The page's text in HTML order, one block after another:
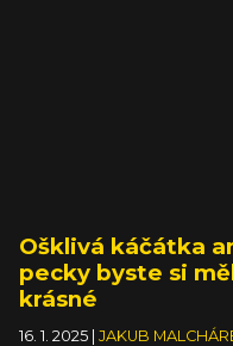
Ošklivá káčátka
pecky byste si
krásné
16. 1. 2025 | JAKUB